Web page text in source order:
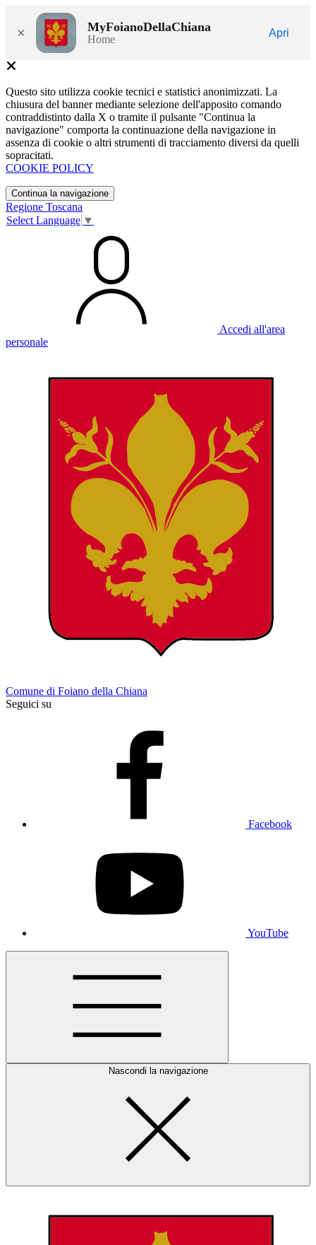
× MyFoianoDellaChiana
Home
Apri
Questo sito utilizza cookie tecnici e statistici anonimizzati. La
chiusura del banner mediante selezione dell'apposito comando
contraddistinto dalla X o tramite il pulsante "Continua la
navigazione" comporta la continuazione della navigazione in
assenza di cookie o altri strumenti di tracciamento diversi da quelli
sopracitati.
COOKIE POLICY
Continua la navigazione
Regione Toscana
Select Language ▼
Accedi all'area
personale
Comune di Foiano della Chiana
Seguici su
Facebook
YouTube
Nascondi la navigazione